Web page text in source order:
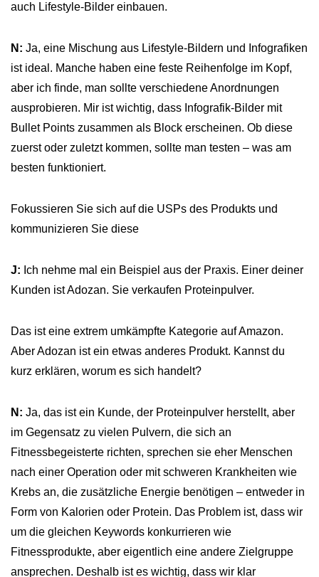
auch Lifestyle-Bilder einbauen.
N: Ja, eine Mischung aus Lifestyle-Bildern und Infografiken
ist ideal. Manche haben eine feste Reihenfolge im Kopf,
aber ich finde, man sollte verschiedene Anordnungen
ausprobieren. Mir ist wichtig, dass Infografik-Bilder mit
Bullet Points zusammen als Block erscheinen. Ob diese
zuerst oder zuletzt kommen, sollte man testen – was am
besten funktioniert.
Fokussieren Sie sich auf die USPs des Produkts und
kommunizieren Sie diese
J: Ich nehme mal ein Beispiel aus der Praxis. Einer deiner
Kunden ist Adozan. Sie verkaufen Proteinpulver.
Das ist eine extrem umkämpfte Kategorie auf Amazon.
Aber Adozan ist ein etwas anderes Produkt. Kannst du
kurz erklären, worum es sich handelt?
N: Ja, das ist ein Kunde, der Proteinpulver herstellt, aber
im Gegensatz zu vielen Pulvern, die sich an
Fitnessbegeisterte richten, sprechen sie eher Menschen
nach einer Operation oder mit schweren Krankheiten wie
Krebs an, die zusätzliche Energie benötigen – entweder in
Form von Kalorien oder Protein. Das Problem ist, dass wir
um die gleichen Keywords konkurrieren wie
Fitnessprodukte, aber eigentlich eine andere Zielgruppe
ansprechen. Deshalb ist es wichtig, dass wir klar